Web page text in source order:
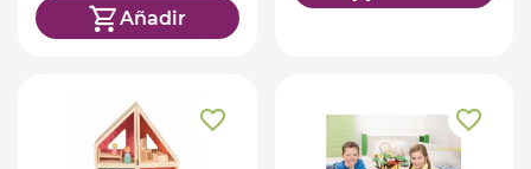
Añadir